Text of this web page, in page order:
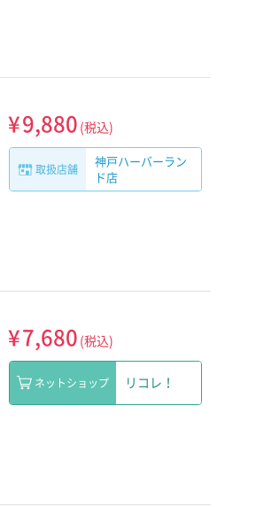
¥9,880 (税込)
取扱店舗
神戸ハーバーラン
ド店
¥7,680 (税込)
ネットショップ リコレ！